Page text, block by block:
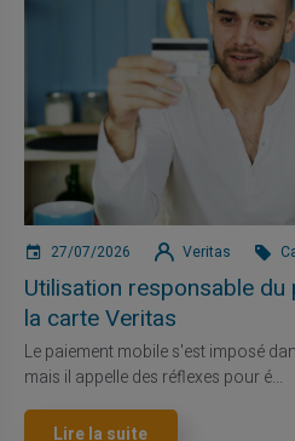
27/07/2026 Veritas
Utilisation responsable
la carte Veritas
Le paiement mobile s'est imposé
mais il appelle des réflexes pour é...
Lire la suite